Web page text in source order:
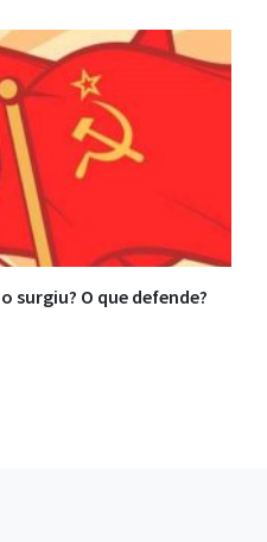
surgiu? O que defende?